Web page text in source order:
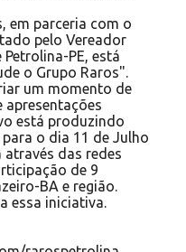
em parceria com o
pelo Vereador
PE, está
o Grupo Raros".
um momento de
apresentações
está produzindo
o dia 11 de Julho
das redes
de 9
BA e região.
essa iniciativa.